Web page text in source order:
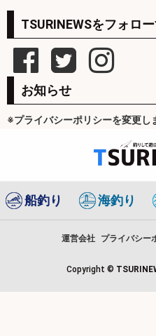
TSURINEWSをフォロ
お知らせ
※プライバシーポリシーを変更し
船釣り 海釣り
運営会社 プライバシー
Copyright ©